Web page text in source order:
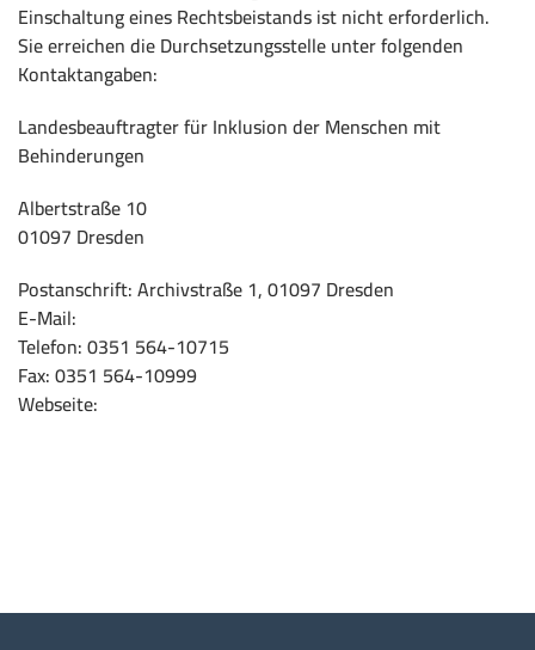
Einschaltung eines Rechtsbeistands ist nicht erforderlich.
Sie erreichen die Durchsetzungsstelle unter folgenden
Kontaktangaben:
Landesbeauftragter für Inklusion der Menschen mit
Behinderungen
Albertstraße 10
01097 Dresden
Postanschrift: Archivstraße 1, 01097 Dresden
E-Mail:
Telefon: 0351 564-10715
Fax: 0351 564-10999
Webseite: